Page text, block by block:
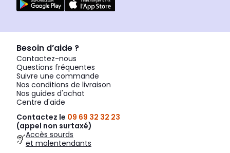
Besoin d’aide ?
Contactez-nous
Questions fréquentes
Suivre une commande
Nos conditions de livraison
Nos guides d'achat
Centre d'aide
Contactez le 09 69 32 32 23
(appel non surtaxé)
Accès sourds
et malentendants